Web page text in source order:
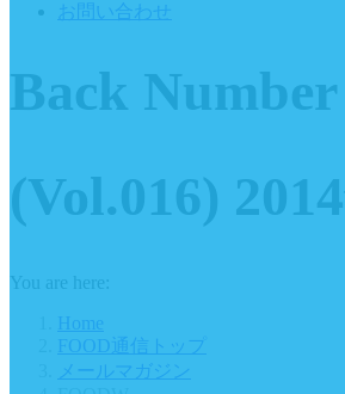
お問い合わせ
Back Number
(Vol.016)
You are here:
Home
FOOD通信トップ
メールマガジン